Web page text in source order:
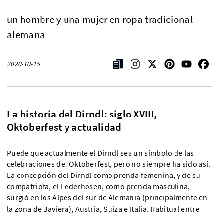
un hombre y una mujer en ropa tradicional
alemana
2020-10-15
La historia del Dirndl: siglo XVIII,
Oktoberfest y actualidad
Puede que actualmente el Dirndl sea un símbolo de las
celebraciones del Oktoberfest, pero no siempre ha sido así.
La concepción del Dirndl como prenda femenina, y de su
compatriota, el Lederhosen, como prenda masculina,
surgió en los Alpes del sur de Alemania (principalmente en
la zona de Baviera), Austria, Suiza e Italia. Habitual entre